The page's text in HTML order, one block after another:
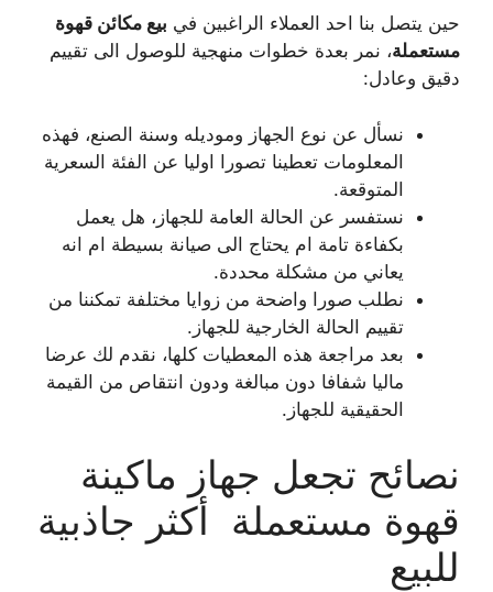
حين يتصل بنا احد العملاء الراغبين في بيع مكائن قهوة
مستعملة، نمر بعدة خطوات منهجية للوصول الى تقييم
دقيق وعادل:
نسأل عن نوع الجهاز وموديله وسنة الصنع، فهذه
المعلومات تعطينا تصورا اوليا عن الفئة السعرية
المتوقعة.
نستفسر عن الحالة العامة للجهاز، هل يعمل
بكفاءة تامة ام يحتاج الى صيانة بسيطة ام انه
يعاني من مشكلة محددة.
نطلب صورا واضحة من زوايا مختلفة تمكننا من
تقييم الحالة الخارجية للجهاز.
بعد مراجعة هذه المعطيات كلها، نقدم لك عرضا
ماليا شفافا دون مبالغة ودون انتقاص من القيمة
الحقيقية للجهاز.
نصائح تجعل جهاز ماكينة
قهوة مستعملة أكثر جاذبية
للبيع